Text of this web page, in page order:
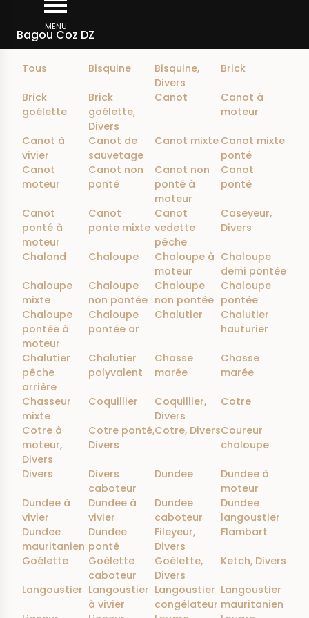
contenu
MENU
Bagou Coz DZ
Filtrer
Tous Bisquine
Bisquine,
Divers
Brick
Brick
goélette
Brick
goélette,
Divers
Canot
Canot à
moteur
Canot à
vivier
Canot de
sauvetage
Canot mixte Canot mixte
ponté
Canot
moteur
Canot non
ponté
Canot non
ponté à
moteur
Canot
ponté
Canot
ponté à
moteur
Canot
ponte mixte
Canot
vedette
pêche
Caseyeur,
Divers
Chaland Chaloupe
Chaloupe à
moteur
Chaloupe
demi pontée
Chaloupe
mixte
Chaloupe
non pontée
Chaloupe
non pontée
Chaloupe
pontée
Chaloupe
pontée à
moteur
Chaloupe
pontée ar
Chalutier
Chalutier
hauturier
Chalutier
pêche
arrière
Chalutier
polyvalent
Chasse
marée
Chasse
marée
Chasseur
mixte
Coquillier
Coquillier,
Divers
Cotre
Cotre à
moteur,
Divers
Cotre ponté,
Divers
Cotre, DiversCoureur
chaloupe
Divers
Divers
caboteur
Dundee
Dundee à
moteur
Dundee à
vivier
Dundee à
vivier
Dundee
caboteur
Dundee
langoustier
Dundee
mauritanien
Dundee
ponté
Fileyeur,
Divers
Flambart
Goélette
Goélette
caboteur
Goélette,
Divers
Ketch, Divers
Langoustier Langoustier
à vivier
Langoustier
congélateur
Langoustier
mauritanien